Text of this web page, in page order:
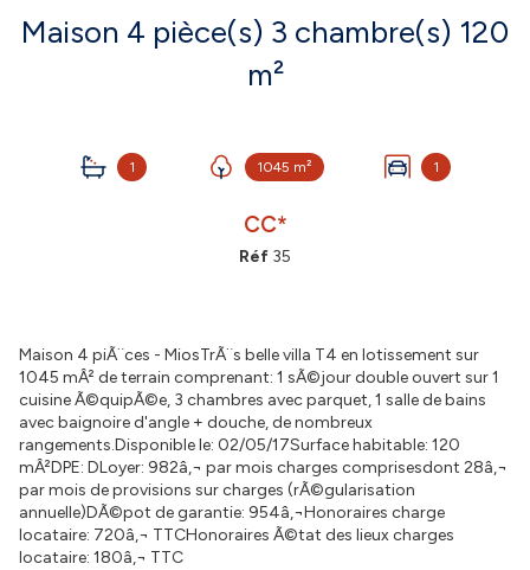
Maison 4 pièce(s) 3 chambre(s) 120
m²
1 1045 m² 1
CC*
Réf 35
Maison 4 piÃ¨ces - MiosTrÃ¨s belle villa T4 en lotissement sur
1045 mÂ² de terrain comprenant: 1 sÃ©jour double ouvert sur 1
cuisine Ã©quipÃ©e, 3 chambres avec parquet, 1 salle de bains
avec baignoire d'angle + douche, de nombreux
rangements.Disponible le: 02/05/17Surface habitable: 120
mÂ²DPE: DLoyer: 982â‚¬ par mois charges comprisesdont 28â‚¬
par mois de provisions sur charges (rÃ©gularisation
annuelle)DÃ©pot de garantie: 954â‚¬Honoraires charge
locataire: 720â‚¬ TTCHonoraires Ã©tat des lieux charges
locataire: 180â‚¬ TTC